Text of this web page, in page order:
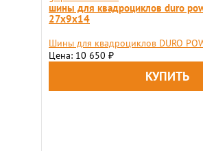
шины для квадроциклов duro
27x9х14
Шины для квадроциклов DURO
Цена: 10 650 ₽